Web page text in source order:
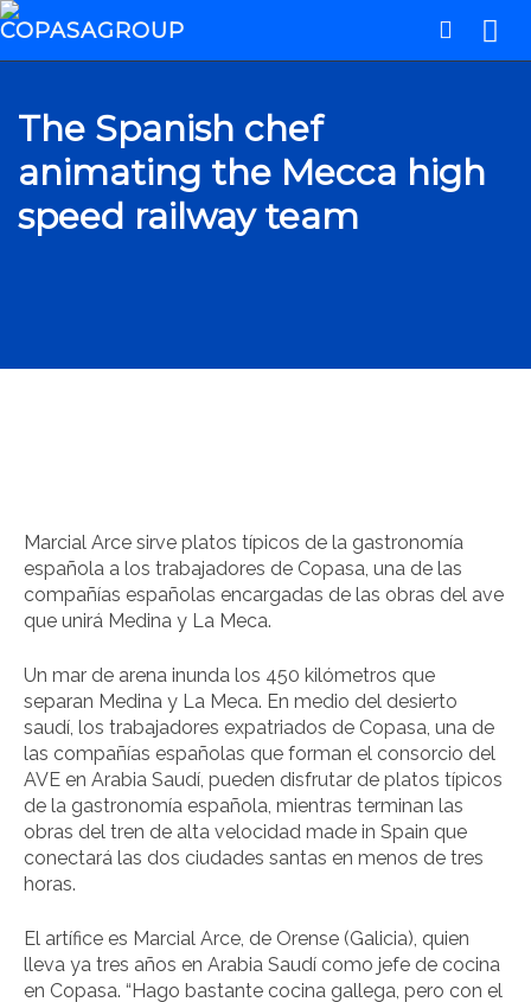
The Spanish chef
animating the Mecca high
speed railway team
Marcial Arce sirve platos típicos de la gastronomía
española a los trabajadores de Copasa, una de las
compañías españolas encargadas de las obras del ave
que unirá Medina y La Meca.
Un mar de arena inunda los 450 kilómetros que
separan Medina y La Meca. En medio del desierto
saudí, los trabajadores expatriados de Copasa, una de
las compañías españolas que forman el consorcio del
AVE en Arabia Saudí, pueden disfrutar de platos típicos
de la gastronomía española, mientras terminan las
obras del tren de alta velocidad made in Spain que
conectará las dos ciudades santas en menos de tres
horas.
El artífice es Marcial Arce, de Orense (Galicia), quien
lleva ya tres años en Arabia Saudí como jefe de cocina
en Copasa. “Hago bastante cocina gallega, pero con el